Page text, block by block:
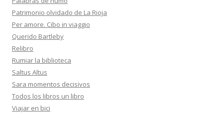
Patrimonio olvidado de La Rioja
Per amore. Cibo in viaggio
Querido Bartleby
Relibro
Rumiar la biblioteca
Saltus Altus
Sara momentos decisivos
Todos los libros un libro
Viajar en bici